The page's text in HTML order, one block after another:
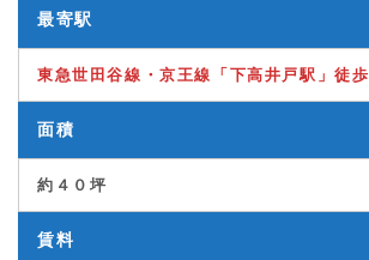
最寄駅
東急世田谷線・京王線「下高井戸駅」徒歩
面積
約４０坪
賃料